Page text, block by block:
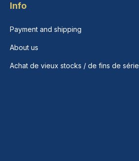
Info
Payment and shipping
About us
Achat de vieux stocks / de fins de série